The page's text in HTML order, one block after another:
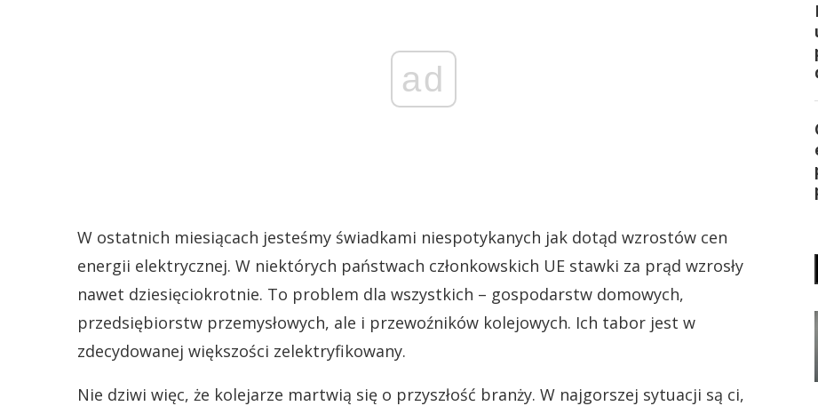
ad
W ostatnich miesiącach jesteśmy świadkami niespotykanych jak dotąd wzrostów cen
energii elektrycznej. W niektórych państwach członkowskich UE stawki za prąd wzrosły
nawet dziesięciokrotnie. To problem dla wszystkich – gospodarstw domowych,
przedsiębiorstw przemysłowych, ale i przewoźników kolejowych. Ich tabor jest w
zdecydowanej większości zelektryfikowany.
Nie dziwi więc, że kolejarze martwią się o przyszłość branży. W najgorszej sytuacji są ci,